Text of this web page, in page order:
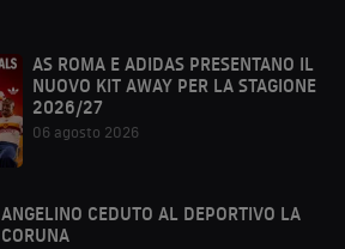
AS ROMA E ADIDAS PRESENTANO IL
NUOVO KIT AWAY PER LA STAGIONE
2026/27
06 agosto 2026
ANGELINO CEDUTO AL DEPORTIVO LA
CORUNA